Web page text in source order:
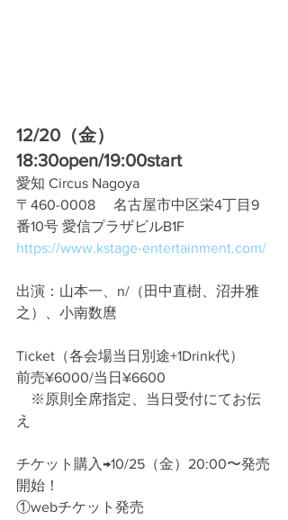
12/20（金）
18:30open/19:00start
愛知 Circus Nagoya
〒460-0008　 名古屋市中区栄4丁目9
番10号 愛信プラザビルB1F
https://www.kstage-entertainment.com/
出演：山本一、n/（田中直樹、沼井雅
之）、小南数麿
Ticket（各会場当日別途+1Drink代）
前売¥6000/当日¥6600
※原則全席指定、当日受付にてお伝
え
チケット購入→10/25（金）20:00〜発売
開始！
①webチケット発売